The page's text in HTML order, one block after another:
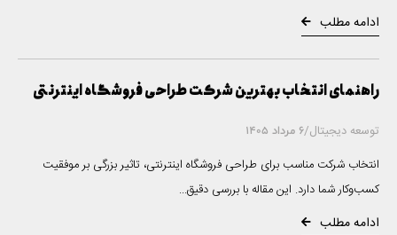
ادامه مطلب
توسعه دیجیتال/6 مرداد 1405
راهنمای انتخاب بهترین شرکت طراحی فروشگاه اینترنتی
انتخاب شرکت مناسب برای طراحی فروشگاه اینترنتی، تاثیر بزرگی بر موفقیت
کسب‌وکار شما دارد. این مقاله با بررسی دقیق...
ادامه مطلب